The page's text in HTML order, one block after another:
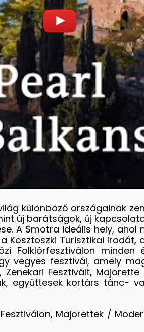
különböző országainak
új barátságok, új
A Smotra ideális hely,
Kosztoszki Turisztikai
Folklórfesztiválon
vegyes fesztivál, amely
Fesztivált,
együttesek kortárs tánc-
Majorettek /